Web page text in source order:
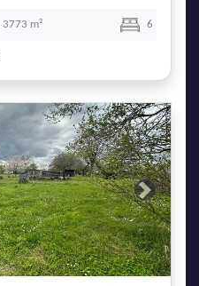
3773 m² 6
Next